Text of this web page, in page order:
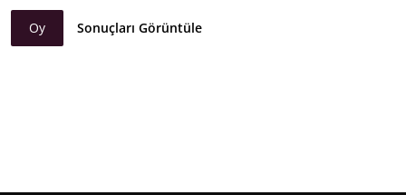
Oy Sonuçları Görüntüle